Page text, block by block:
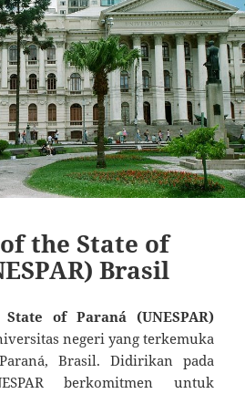
the State of
Brasil
of Paraná (UNESPAR)
negeri yang terkemuka
Brasil. Didirikan pada
berkomitmen untuk